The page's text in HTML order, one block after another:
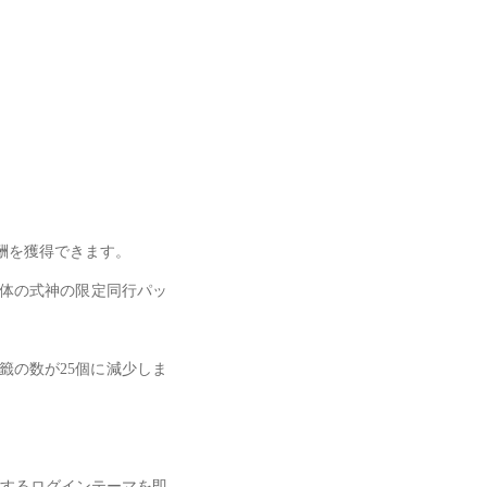
獲得できます。
の式神の限定同行パッ
の数が25個に減少しま